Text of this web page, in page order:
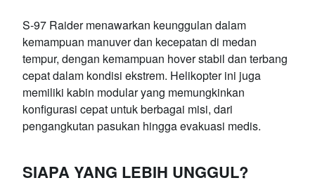
S-97 Raider menawarkan keunggulan dalam
kemampuan manuver dan kecepatan di medan
tempur, dengan kemampuan hover stabil dan terbang
cepat dalam kondisi ekstrem. Helikopter ini juga
memiliki kabin modular yang memungkinkan
konfigurasi cepat untuk berbagai misi, dari
pengangkutan pasukan hingga evakuasi medis.
SIAPA YANG LEBIH UNGGUL?